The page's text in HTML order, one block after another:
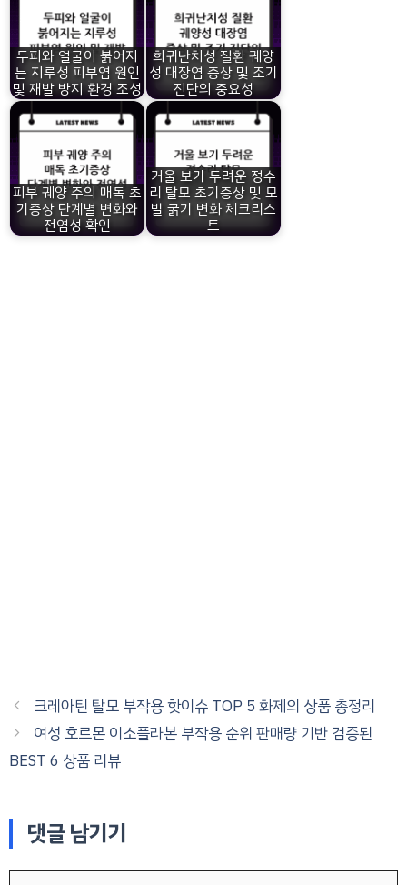
두피와 얼굴이 붉어지
는 지루성 피부염 원인
및 재발 방지 환경 조성
희귀난치성 질환 궤양
성 대장염 증상 및 조기
진단의 중요성
피부 궤양 주의 매독 초
기증상 단계별 변화와
전염성 확인
거울 보기 두려운 정수
리 탈모 초기증상 및 모
발 굵기 변화 체크리스
트
크레아틴 탈모 부작용 핫이슈 TOP 5 화제의 상품 총정리
여성 호르몬 이소플라본 부작용 순위 판매량 기반 검증된
BEST 6 상품 리뷰
댓글 남기기